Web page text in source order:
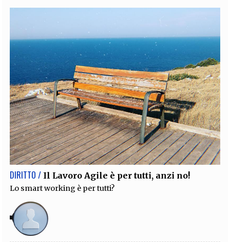
DIRITTO / Il Lavoro Agile è per tutti, anzi no!
Lo smart working è per tutti?